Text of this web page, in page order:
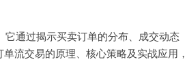
通过揭示买卖订单的分布、成交动态
流交易的原理、核心策略及实战应用，